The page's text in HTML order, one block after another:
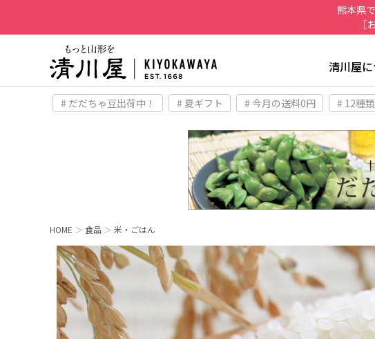
熊本県
［
清川屋
# だだちゃ豆出荷中！ # 夏ギフト # 今月の送料0円 # 12種
HOME 食品 米・ごはん